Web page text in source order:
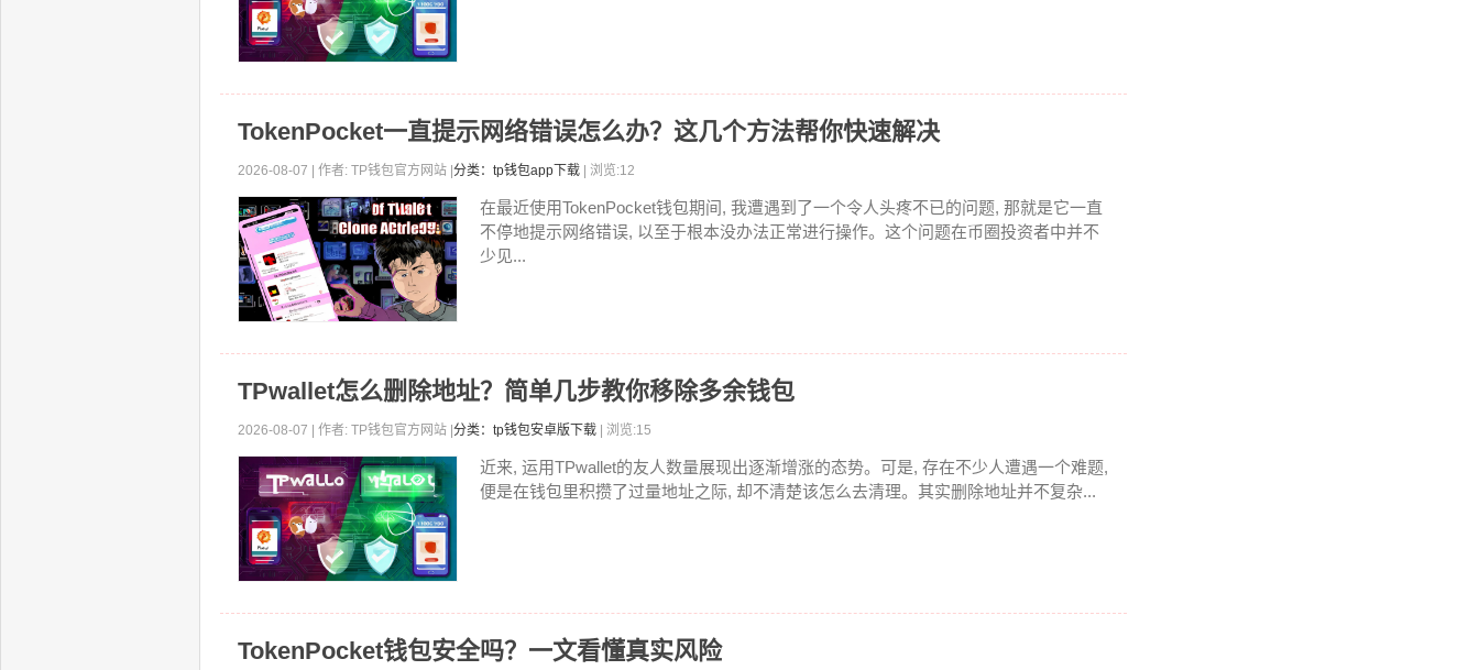
TokenPocket一直提示网络错误怎么办？这几个方法帮你快速解决
2026-08-07 | 作者: TP钱包官方网站 | 分类：tp钱包app下载 | 浏览:12
在最近使用TokenPocket钱包期间, 我遭遇到了一个令人头疼不已的问题, 那就是它一直
不停地提示网络错误, 以至于根本没办法正常进行操作。这个问题在币圈投资者中并不
少见...
TPwallet怎么删除地址？简单几步教你移除多余钱包
2026-08-07 | 作者: TP钱包官方网站 | 分类：tp钱包安卓版下载 | 浏览:15
近来, 运用TPwallet的友人数量展现出逐渐增涨的态势。可是, 存在不少人遭遇一个难题,
便是在钱包里积攒了过量地址之际, 却不清楚该怎么去清理。其实删除地址并不复杂...
TokenPocket钱包安全吗？一文看懂真实风险